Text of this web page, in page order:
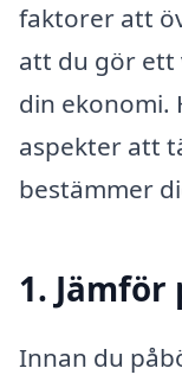
faktorer att
att du gör ett
din ekonomi.
aspekter att
bestämmer
1.
Innan du